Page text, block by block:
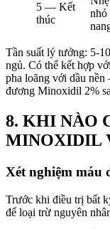
5 — Kết
thúc
Tần suất lý tưởng: 5-
ngủ. Có thể kết hợp
pha loãng với dầu
đương Minoxidil 2%
8. KHI NÀO
MINOXIDIL
Xét nghiệm máu
Trước khi điều trị bất
để loại trừ nguyên